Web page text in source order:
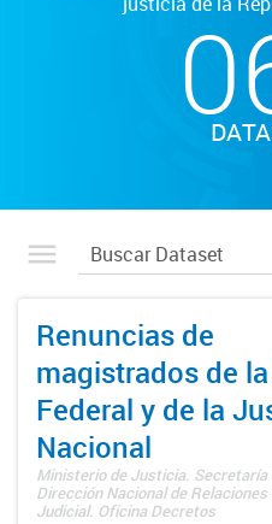
Renuncias de
magistrados de
Federal y de la
Nacional
Ministerio de Justicia. Secretaría
Dirección Nacional de Relaciones
Judicial. Oficina Decretos